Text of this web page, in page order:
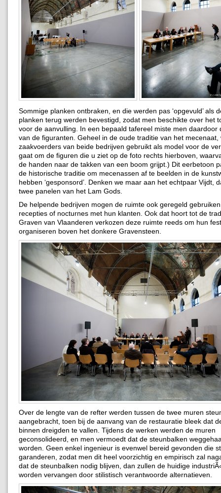
Sommige planken ontbraken, en die werden pas ‘opgevuld’ als
planken terug werden bevestigd, zodat men beschikte over het
voor de aanvulling. In een bepaald tafereel miste men daardoor
van de figuranten. Geheel in de oude traditie van het mecenaat,
zaakvoerders van beide bedrijven gebruikt als model voor de
gaat om de figuren die u ziet op de foto rechts hierboven,
de handen naar de takken van een boom grijpt.) Dit eerbetoon
de historische traditie om mecenassen af te beelden in de
hebben ‘gesponsord’. Denken we maar aan het echtpaar Vijdt,
twee panelen van het Lam Gods.
De helpende bedrijven mogen de ruimte ook geregeld
recepties of nocturnes met hun klanten. Ook dat hoort tot de
Graven van Vlaanderen verkozen deze ruimte reeds om hun
organiseren boven het donkere Gravensteen.
Over de lengte van de refter werden tussen de twee muren
aangebracht, toen bij de aanvang van de restauratie bleek dat
binnen dreigden te vallen. Tijdens de werken werden de muren
geconsolideerd, en men vermoedt dat de steunbalken
worden. Geen enkel ingenieur is evenwel bereid gevonden die
garanderen, zodat men dit heel voorzichtig en empirisch zal
dat de steunbalken nodig blijven, dan zullen de huidige
worden vervangen door stilistisch verantwoorde alternatieven.